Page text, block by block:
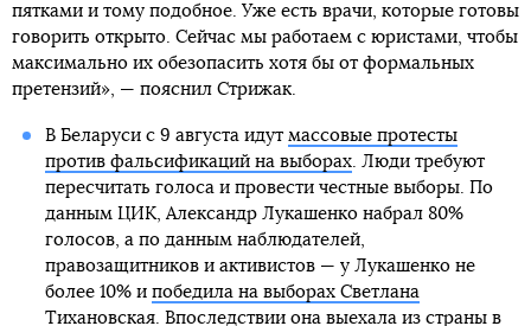
пятками и тому подобное. Уже есть врачи, которые готовы
говорить открыто. Сейчас мы работаем с юристами, чтобы
максимально их обезопасить хотя бы от формальных
претензий», — пояснил Стрижак.
В Беларуси с 9 августа идут массовые протесты
против фальсификаций на выборах. Люди требуют
пересчитать голоса и провести честные выборы. По
данным ЦИК, Александр Лукашенко набрал 80%
голосов, а по данным наблюдателей,
правозащитников и активистов — у Лукашенко не
более 10% и победила на выборах Светлана
Тихановская. Впоследствии она выехала из страны в